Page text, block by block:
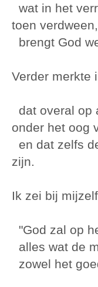
wat in het
toen verdween,
brengt God
Verder merkte
dat overal op
onder het oog
en dat zelfs
zijn.
Ik zei bij
"God zal op
alles wat de
zowel het